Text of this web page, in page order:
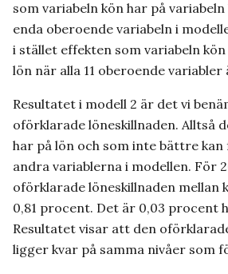
som variabeln kön har på
enda oberoende variabeln i
i stället effekten som variabeln
lön när alla 11 oberoende variabler
Resultatet i modell 2 är det vi
oförklarade löneskillnaden. Alltså
har på lön och som inte bättre kan
andra variablerna i modellen. För
oförklarade löneskillnaden mellan
0,81 procent. Det är 0,03 procent
Resultatet visar att den
ligger kvar på samma nivåer som